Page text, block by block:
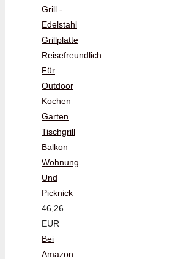
Grill -
Edelstahl
Grillplatte
Reisefreundlich
Für
Outdoor
Kochen
Garten
Tischgrill
Balkon
Wohnung
Und
Picknick
46,26
EUR
Bei
Amazon